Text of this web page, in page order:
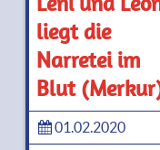
liegt die
Narretei im
Blut
01.02.2020